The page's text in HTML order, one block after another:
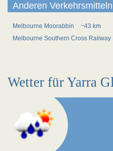
Anderen Verkehrsmitteln
Melbourne Moorabbin
~43 km
Melbourne Southern Cross Railway
Wetter für Yarra